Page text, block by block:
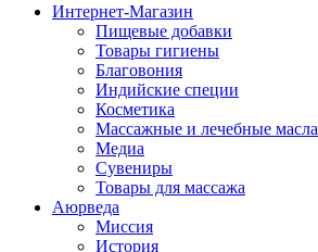
Интернет-Магазин
Пищевые добавки
Товары гигиены
Благовония
Индийские специи
Косметика
Массажные и лечебные масла
Медиа
Сувениры
Товары для массажа
Аюрведа
Миссия
История